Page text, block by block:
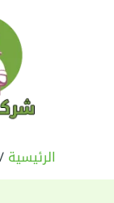
الرئيسية